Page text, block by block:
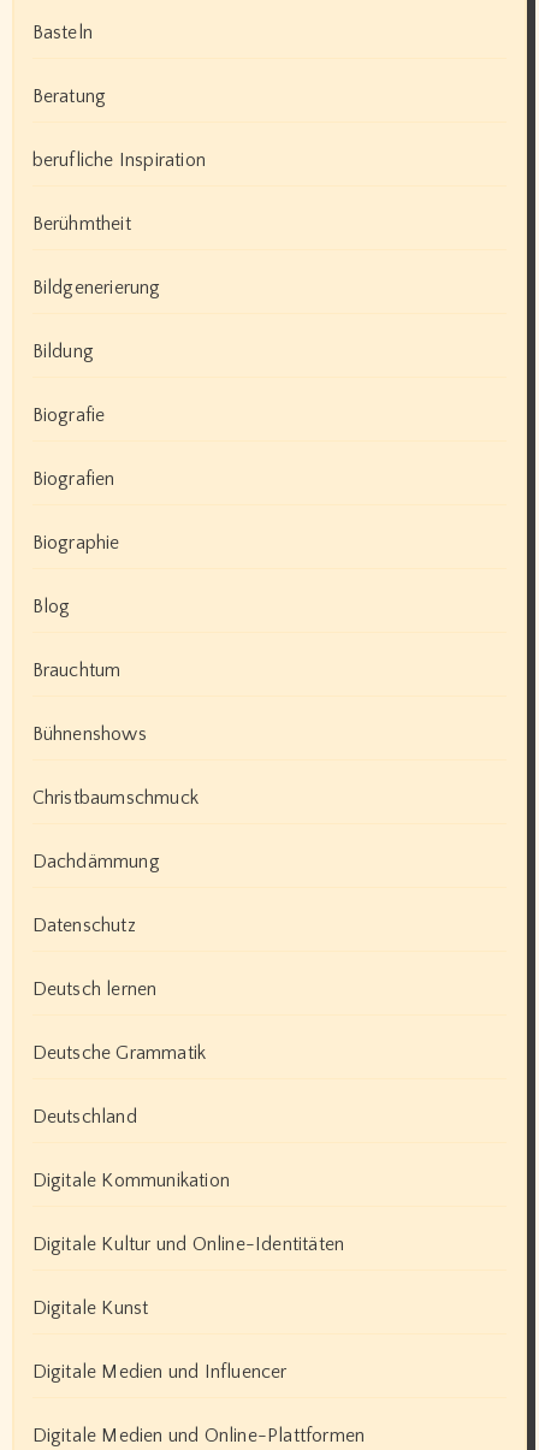
Basteln
Beratung
berufliche Inspiration
Berühmtheit
Bildgenerierung
Bildung
Biografie
Biografien
Biographie
Blog
Brauchtum
Bühnenshows
Christbaumschmuck
Dachdämmung
Datenschutz
Deutsch lernen
Deutsche Grammatik
Deutschland
Digitale Kommunikation
Digitale Kultur und Online-Identitäten
Digitale Kunst
Digitale Medien und Influencer
Digitale Medien und Online-Plattformen